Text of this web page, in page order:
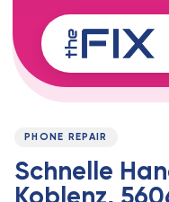
links
to
content
PUBLISHED
PHONE REPAIR
Schnelle
Koblenz,
Published